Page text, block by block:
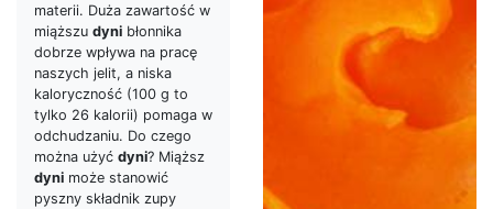
materii. Duża zawartość w
miąższu dyni błonnika
dobrze wpływa na pracę
naszych jelit, a niska
kaloryczność (100 g to
tylko 26 kalorii) pomaga w
odchudzaniu. Do czego
można użyć dyni? Miąższ
dyni może stanowić
pyszny składnik zupy